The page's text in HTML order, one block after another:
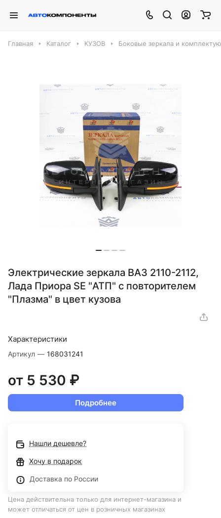
Главная Каталог КУЗОВ Боковые зеркала и
Электрические зеркала ВАЗ 2110-2112,
Лада Приора SE "АТП" с повторителем
"Плазма" в цвет кузова
Характеристики
Артикул — 168031241
от 5 530 ₽
Подробнее
Нашли дешевле?
Хочу в подарок
Доставка по России
Цена действительна только для интернет-магазина и
может отличаться от цен в розничных магазинах